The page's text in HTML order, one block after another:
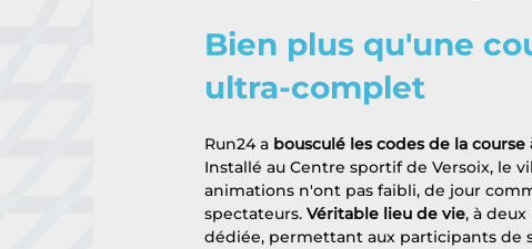
Bien plus qu'une
ultra-complet
Run24 a bousculé les codes de la
Installé au Centre sportif de Versoix, le
animations n'ont pas faibli, de jour
spectateurs. Véritable lieu de vie, à
dédiée, permettant aux participants de